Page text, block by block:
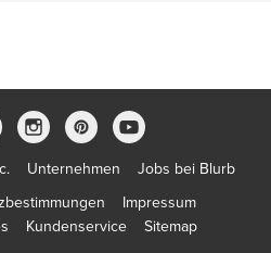
Unternehmen
Jobs bei Blurb
Impressum
Kundenservice Sitemap